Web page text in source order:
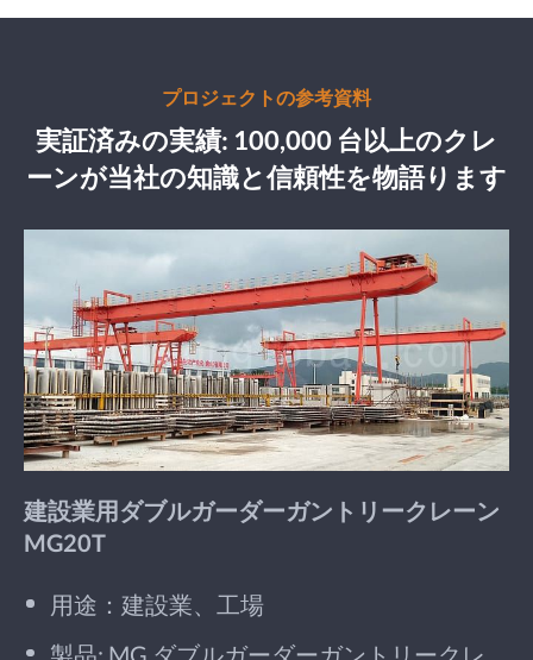
プロジェクトの参考資料
実証済みの実績: 100,000 台以上のクレ
ーンが当社の知識と信頼性を物語ります
建設業用ダブルガーダーガントリークレーン
MG20T
用途：建設業、工場
製品: MG ダブルガーダーガントリークレ